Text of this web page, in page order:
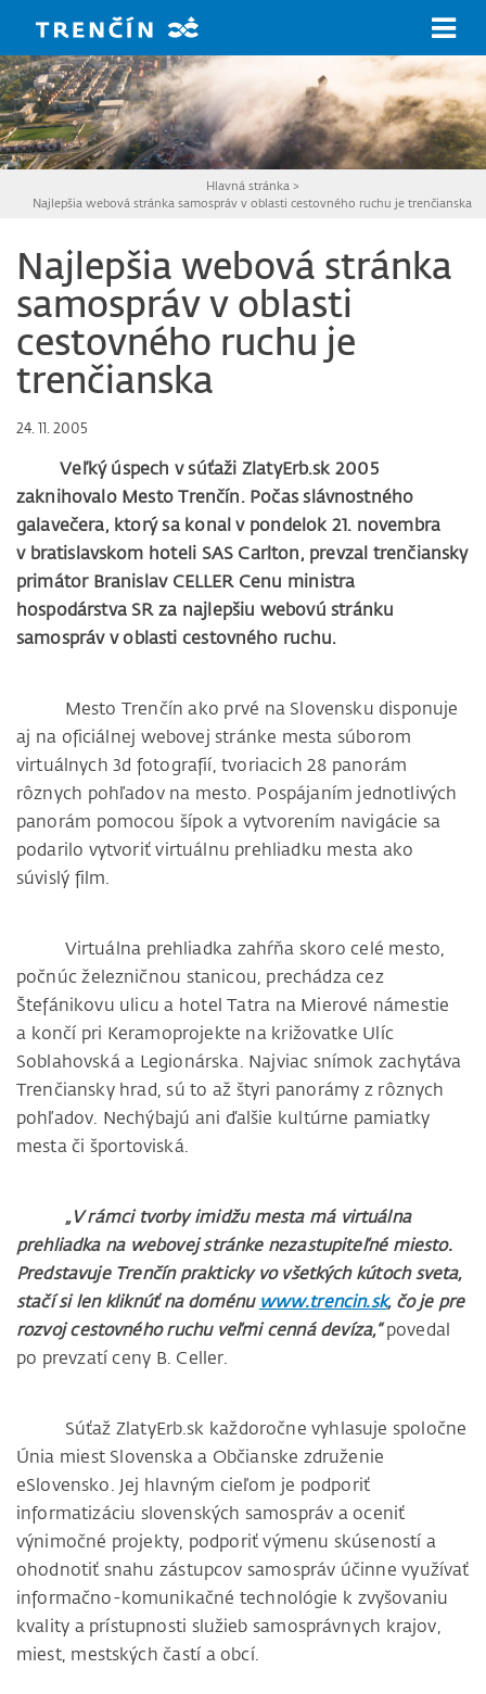
Hlavná stránka >
Najlepšia webová stránka samospráv v oblasti cestovného ruchu je trenčianska
Najlepšia webová stránka
samospráv v oblasti
cestovného ruchu je
trenčianska
24. 11. 2005
Veľký úspech v súťaži ZlatyErb.sk 2005
zaknihovalo Mesto Trenčín. Počas slávnostného
galavečera, ktorý sa konal v pondelok 21. novembra
v bratislavskom hoteli SAS Carlton, prevzal trenčiansky
primátor Branislav CELLER Cenu ministra
hospodárstva SR za najlepšiu webovú stránku
samospráv v oblasti cestovného ruchu.
Mesto Trenčín ako prvé na Slovensku disponuje
aj na oficiálnej webovej stránke mesta súborom
virtuálnych 3d fotografií, tvoriacich 28 panorám
rôznych pohľadov na mesto. Pospájaním jednotlivých
panorám pomocou šípok a vytvorením navigácie sa
podarilo vytvoriť virtuálnu prehliadku mesta ako
súvislý film.
Virtuálna prehliadka zahŕňa skoro celé mesto,
počnúc železničnou stanicou, prechádza cez
Štefánikovu ulicu a hotel Tatra na Mierové námestie
a končí pri Keramoprojekte na križovatke Ulíc
Soblahovská a Legionárska. Najviac snímok zachytáva
Trenčiansky hrad, sú to až štyri panorámy z rôznych
pohľadov. Nechýbajú ani ďalšie kultúrne pamiatky
mesta či športoviská.
„V rámci tvorby imidžu mesta má virtuálna
prehliadka na webovej stránke nezastupiteľné miesto.
Predstavuje Trenčín prakticky vo všetkých kútoch sveta,
stačí si len kliknúť na doménu www.trencin.sk, čo je pre
rozvoj cestovného ruchu veľmi cenná devíza,“povedal
po prevzatí ceny B. Celler.
Súťaž ZlatyErb.sk každoročne vyhlasuje spoločne
Únia miest Slovenska a Občianske združenie
eSlovensko. Jej hlavným cieľom je podporiť
informatizáciu slovenských samospráv a oceniť
výnimočné projekty, podporiť výmenu skúseností a
ohodnotiť snahu zástupcov samospráv účinne využívať
informačno-komunikačné technológie k zvyšovaniu
kvality a prístupnosti služieb samosprávnych krajov,
miest, mestských častí a obcí.